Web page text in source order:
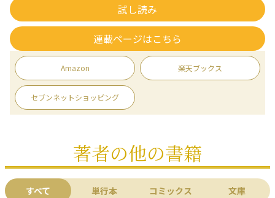
試し読み
連載ページはこちら
Amazon 楽天ブックス
セブンネットショッピング
著者の他の書籍
すべて 単行本 コミックス 文庫